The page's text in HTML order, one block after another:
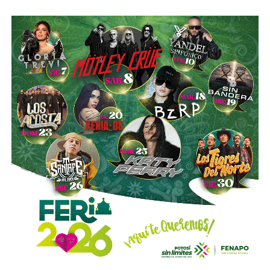
Esa conversión todavía no ocurre: se proyecta para 2027.
Azcárraga ha reducido considerablemente sus acciones
de la compañía, aunque conserva (vía un fideicomiso
familiar y una clase especial de acciones) el control formal
del voto de la empresa, independientemente de cuánto
capital tenga cada quien. En resumidas cuentas, aunque
Emilio Azcárraga tiene el poder de decisión,el mismo
financiero que reparte el control de El Realito con los
dos hombres más poderosos de Televisa está, al
mismo tiempo, camino a convertirse en el mayor
dueño accionario de la propia televisora.